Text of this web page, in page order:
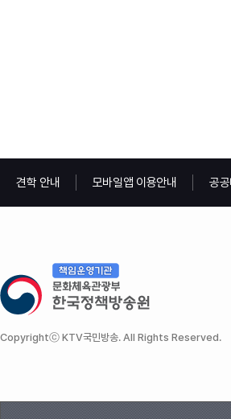
견학 안내 모바일앱 이용안내 공
Copyrightⓒ KTV국민방송. All Rights Reserved.